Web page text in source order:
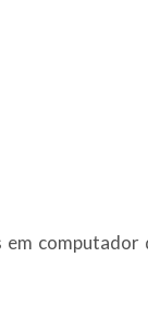
computador